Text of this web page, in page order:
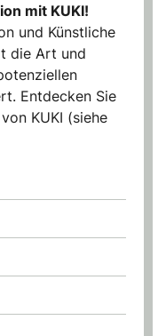
mit KUKI!
und Künstliche
die Art und
Entdecken Sie
KUKI (siehe